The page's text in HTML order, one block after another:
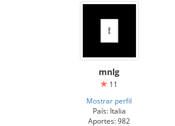
mnlg
11
Mostrar perfil
País: Italia
Aportes: 982